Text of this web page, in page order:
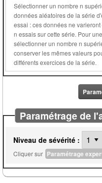
Sélectionner un nombre n
données aléatoires de la série
essai : ces données ne varieront qu'en cas de bonne réponse ou après
n essais sur cette série. Pour une série d'exercices dont l'ordre est fixé,
sélectionner un nombre n supérieur ou égal
conserver les mêmes valeurs
différents exercices de la série.
Paramétrage de
Niveau de sévérité :
Cliquer sur Paramétrage